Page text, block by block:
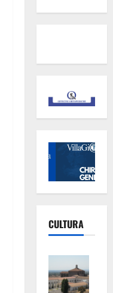
CULTURA